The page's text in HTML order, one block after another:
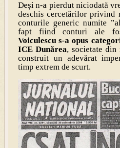
Deși n-a pierdut niciodată
deschis cercetărilor privind
conturile generic numite
fapt fiind conturi ale
Voiculescu s-a opus
ICE Dunărea, societate
construit un adevărat
timp extrem de scurt.